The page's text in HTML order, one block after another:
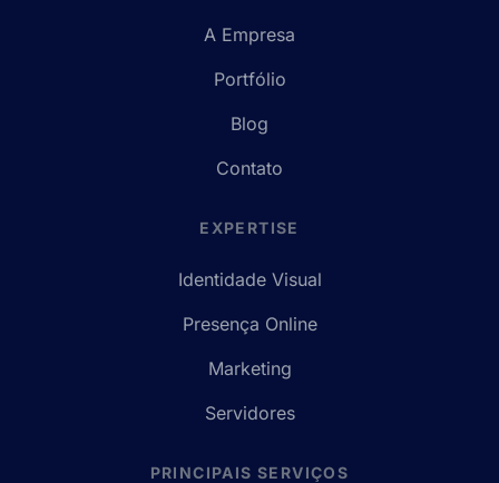
A Empresa
Portfólio
Blog
Contato
EXPERTISE
Identidade Visual
Presença Online
Marketing
Servidores
PRINCIPAIS SERVIÇOS